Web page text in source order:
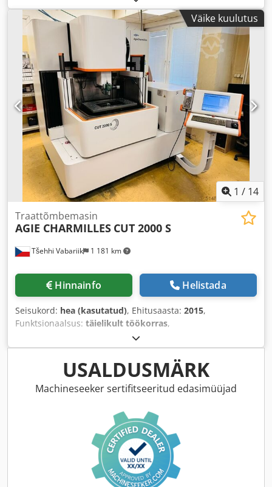
Väike kuulutus
1 / 14
Tšehhi Vabariik 1 181 km
Traattõmbemasin
AGIE CHARMILLES CUT 2000 S
Hinnainfo Helistada
Seisukord: hea (kasutatud), Ehitusaasta: 2015,
Funktsionaalsus: täielikult töökorras,
USALDUSMÄRK
Machineseeker sertifitseeritud edasimüüjad